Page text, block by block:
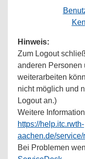
Hinweis:
Zum Logout
anderen Personen
weiterarbeiten
nicht möglich und
Logout an.)
Weitere
https://help.itc.rwth-
aachen.de/
Bei Problemen